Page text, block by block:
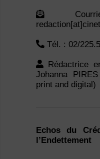
Tél. : 02/
Rédactrice
Johanna
print and digital)
Echos du
l’Endettement